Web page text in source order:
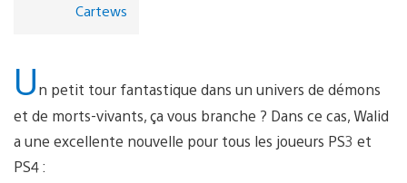
Cartews
Un petit tour fantastique dans un univers de démons
et de morts-vivants, ça vous branche ? Dans ce cas, Walid
a une excellente nouvelle pour tous les joueurs PS3 et
PS4 :